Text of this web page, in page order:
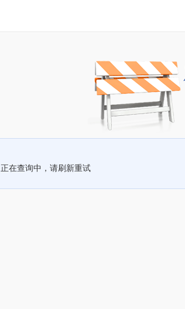
正在查询中，请刷新重试